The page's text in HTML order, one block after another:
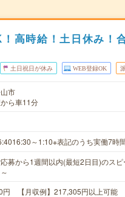
高時給！土日休み！
土日祝日が休み WEB登録OK
市
ら車11分
～1:10※表記のうち実働7時間
募から1週間以内(最短2日目)のス
円 【月収例】217,305円以上可能